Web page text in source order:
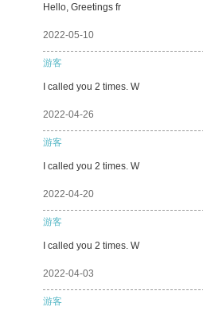
Hello, Greetings fr
2022-05-10
游客
I called you 2 times. W
2022-04-26
游客
I called you 2 times. W
2022-04-20
游客
I called you 2 times. W
2022-04-03
游客